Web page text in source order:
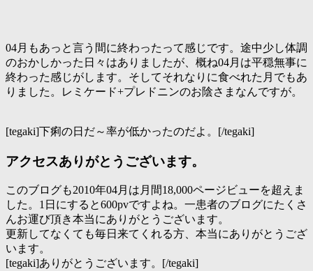
04月もあっと言う間に終わったって感じです。途中少し体調
のおかしかった日々はありましたが、概ね04月は平穏無事に
終わった感じがします。そしてそれなりに食べれた月でもあ
りました。レミケード+プレドニンのお陰さまなんですが。
[tegaki]下痢の日だ～率が低かったのだよ。[/tegaki]
アクセスありがとうございます。
このブログも2010年04月は月間18,000ページビューを超えま
した。1日にすると600pvですよね。一患者のブログにたくさ
んお運び頂き本当にありがとうございます。
更新してなくても毎日来てくれる方、本当にありがとうござ
います。
[tegaki]ありがとうございます。[/tegaki]